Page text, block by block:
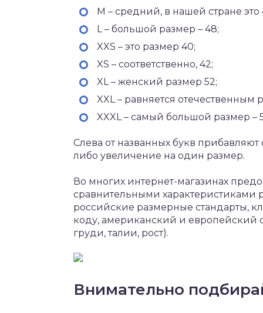
M – средний, в нашей стране это
L – большой размер – 48;
XXS – это размер 40;
XS – соответственно, 42;
XL – женский размер 52;
XXL – равняется отечественным
XXXL – самый большой размер –
Слева от названных букв
либо увеличение на один размер.
Во многих интернет-магазинах
сравнительными характеристиками
российские размерные стандарты,
коду, американский и европейский
груди, талии, рост).
Внимательно